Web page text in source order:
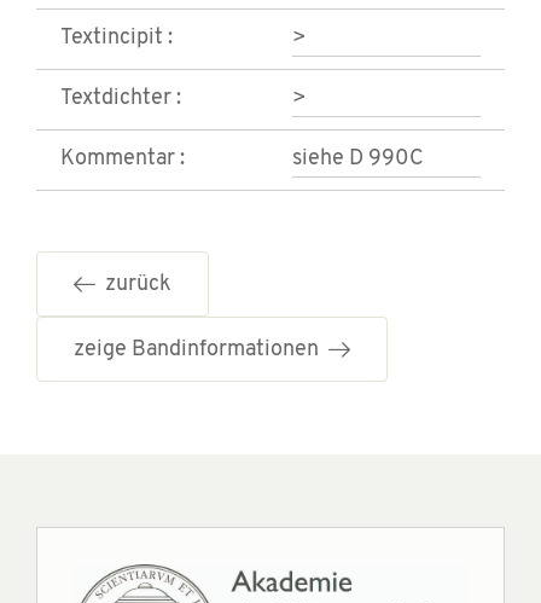
Textincipit : >
Textdichter : >
Kommentar : siehe D 990C
zurück
zeige Bandinformationen